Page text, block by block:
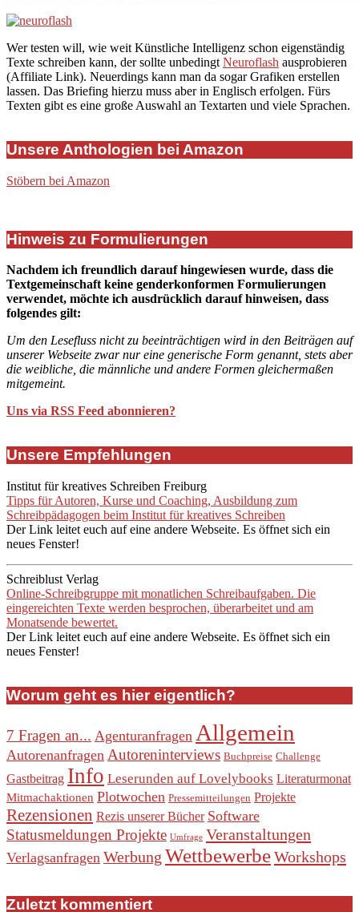
Wer testen will, wie weit Künstliche Intelligenz schon eigenständig
Texte schreiben kann, der sollte unbedingt Neuroflash ausprobieren
(Affiliate Link). Neuerdings kann man da sogar Grafiken erstellen
lassen. Das Briefing hierzu muss aber in Englisch erfolgen. Fürs
Texten gibt es eine große Auswahl an Textarten und viele Sprachen.
Unsere Anthologien bei Amazon
Stöbern bei Amazon
Hinweis zu Formulierungen
Nachdem ich freundlich darauf hingewiesen wurde, dass die
Textgemeinschaft keine genderkonformen Formulierungen
verwendet, möchte ich ausdrücklich darauf hinweisen, dass
folgendes gilt:
Um den Lesefluss nicht zu beeinträchtigen wird in den Beiträgen auf
unserer Webseite zwar nur eine generische Form genannt, stets aber
die weibliche, die männliche und andere Formen gleichermaßen
mitgemeint.
Uns via RSS Feed abonnieren?
Unsere Empfehlungen
Institut für kreatives Schreiben Freiburg
Tipps für Autoren, Kurse und Coaching, Ausbildung zum
Schreibpädagogen beim Institut für kreatives Schreiben
Der Link leitet euch auf eine andere Webseite. Es öffnet sich ein
neues Fenster!
Schreiblust Verlag
Online-Schreibgruppe mit monatlichen Schreibaufgaben. Die
eingereichten Texte werden besprochen, überarbeitet und am
Monatsende bewertet.
Der Link leitet euch auf eine andere Webseite. Es öffnet sich ein
neues Fenster!
Worum geht es hier eigentlich?
7 Fragen an... Agenturanfragen Allgemein
Autorenanfragen Autoreninterviews Buchpreise Challenge
Gastbeitrag Info Leserunden auf Lovelybooks Literaturmonat
Mitmachaktionen Plotwochen Pressemitteilungen Projekte
Rezensionen Rezis unserer Bücher Software
Statusmeldungen Projekte Umfrage Veranstaltungen
Verlagsanfragen Werbung WettbewerbeWorkshops
Zuletzt kommentiert